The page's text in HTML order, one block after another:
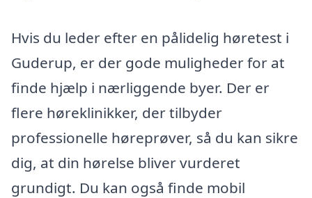
Hvis du leder efter en pålidelig høretest i
Guderup, er der gode muligheder for at
finde hjælp i nærliggende byer. Der er
flere høreklinikker, der tilbyder
professionelle høreprøver, så du kan sikre
dig, at din hørelse bliver vurderet
grundigt. Du kan også finde mobil